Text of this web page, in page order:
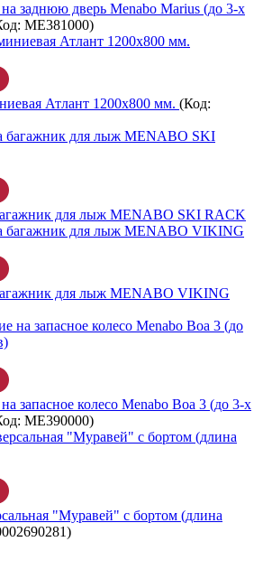
заднюю дверь Menabo Marius (до 3-х
ME381000)
Атлант 1200х800 мм. (Код:
для лыж MENABO SKI RACK
для лыж MENABO VIKING
запасное колесо Menabo Boa 3 (до 3-х
ME390000)
"Муравей" с бортом (длина
)